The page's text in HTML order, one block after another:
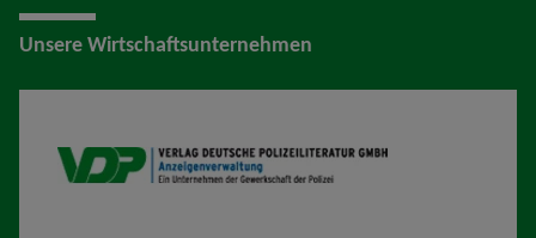
Unsere Wirtschaftsunternehmen
VDP AV